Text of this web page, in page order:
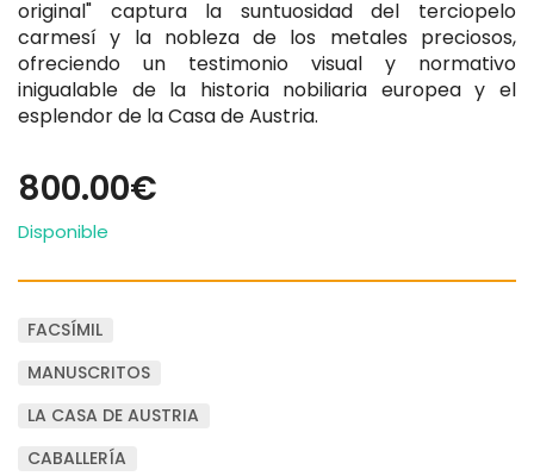
original" captura la suntuosidad del terciopelo
carmesí y la nobleza de los metales preciosos,
ofreciendo un testimonio visual y normativo
inigualable de la historia nobiliaria europea y el
esplendor de la Casa de Austria.
800.00€
Disponible
FACSÍMIL
MANUSCRITOS
LA CASA DE AUSTRIA
CABALLERÍA